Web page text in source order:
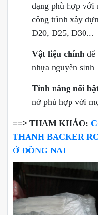
dạng phù hợp với
công trình xây
D20, D25, D30...
Vật liệu chính để
nhựa nguyên sinh
Tính năng nổi
nở phù hợp với
==> THAM KHẢO:
THANH BACKER
Ở ĐỒNG NAI